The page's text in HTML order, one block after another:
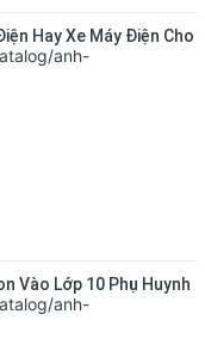
Hay Xe Máy Điện Cho
Vào Lớp 10 Phụ Huynh